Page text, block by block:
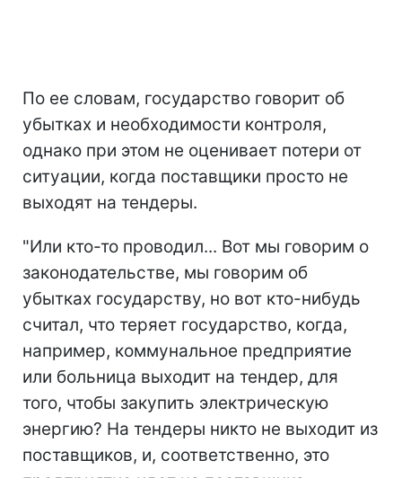
По ее словам, государство говорит об
убытках и необходимости контроля,
однако при этом не оценивает потери от
ситуации, когда поставщики просто не
выходят на тендеры.
"Или кто-то проводил... Вот мы говорим о
законодательстве, мы говорим об
убытках государству, но вот кто-нибудь
считал, что теряет государство, когда,
например, коммунальное предприятие
или больница выходит на тендер, для
того, чтобы закупить электрическую
энергию? На тендеры никто не выходит из
поставщиков, и, соответственно, это